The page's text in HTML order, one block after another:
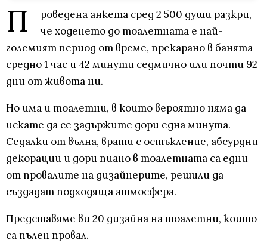
П
роведена анкета сред 2 500 души разкри,
че ходенето до тоалетната е най-
големият период от време, прекарано в банята -
средно 1 час и 42 минути седмично или почти 92
дни от живота ни.
Но има и тоалетни, в които вероятно няма да
искате да се задържите дори една минута.
Седалки от вълна, врати с остъкление, абсурдни
декорации и дори пиано в тоалетната са едни
от провалите на дизайнерите, решили да
създадат подходяща атмосфера.
Представяме ви 20 дизайна на тоалетни, които
са пълен провал.